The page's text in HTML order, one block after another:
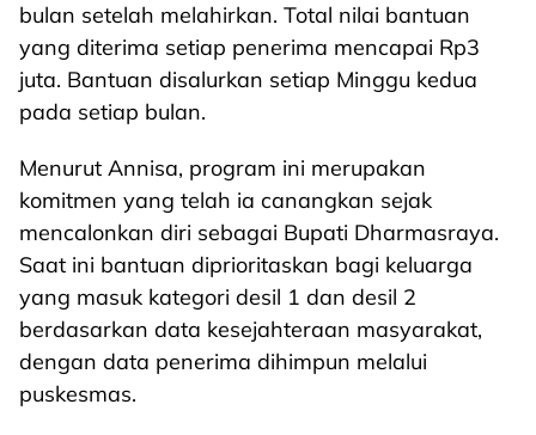
bulan setelah melahirkan. Total nilai bantuan
yang diterima setiap penerima mencapai Rp3
juta. Bantuan disalurkan setiap Minggu kedua
pada setiap bulan.
Menurut Annisa, program ini merupakan
komitmen yang telah ia canangkan sejak
mencalonkan diri sebagai Bupati Dharmasraya.
Saat ini bantuan diprioritaskan bagi keluarga
yang masuk kategori desil 1 dan desil 2
berdasarkan data kesejahteraan masyarakat,
dengan data penerima dihimpun melalui
puskesmas.